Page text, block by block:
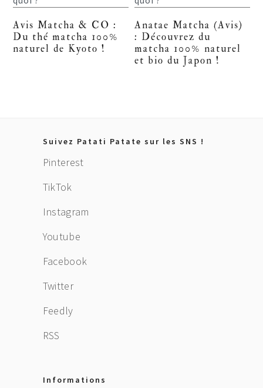
Avis Matcha & CO :
Du thé matcha 100%
naturel de Kyoto !
Anatae Matcha (Avis)
: Découvrez du
matcha 100% naturel
et bio du Japon !
FooterSuivez Patati Patate sur les SNS !
Pinterest
TikTok
Instagram
Youtube
Facebook
Twitter
Feedly
RSS
Informations